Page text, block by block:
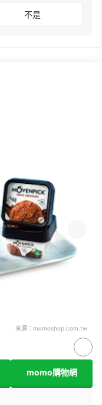
不是
來源： momoshop.com.tw
momo購物網